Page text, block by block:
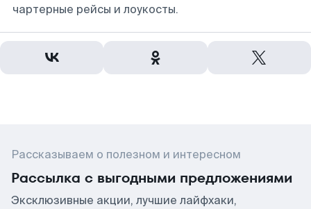
чартерные рейсы и лоукосты.
Рассказываем о полезном и интересном
Рассылка с выгодными предложениями
Эксклюзивные акции, лучшие лайфхаки,